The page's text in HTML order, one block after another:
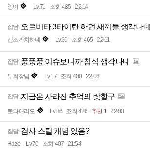
잉이 Lv.71 조회 485 22:14
잡담 오르비타 3타이탄 하던 새끼들 생각나네
겜조까치하네 Lv.30 조회 465 22:11
잡담 풍풍풍 이슈보니까 침식 생각나네
부회장님 Lv.17 조회 400 22:06
잡담 지금은 사라진 추억의 랏항구
토와애리오 Lv.36 조회 426 추천 1 22:03
잡담 검사 스틸 개념 있음?
Haze Lv.70 조회 407 21:54